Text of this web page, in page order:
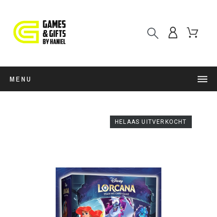
MENU
HELAAS UITVERKOCHT